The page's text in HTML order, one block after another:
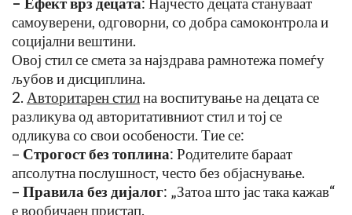
самоуверени, одговорни, со добра самоконтрола и
социјални вештини.
Овој стил се смета за најздрава рамнотежа помеѓу
љубов и дисциплина.
2. Авторитарен стилна воспитување на децата се
разликува од авторитативниот стил и тој се
одликува со свои особености. Тие се:
– Строгост без топлина: Родителите бараат
апсолутна послушност, често без објаснување.
– Правила без дијалог: „Затоа што јас така кажав“
е вообичаен пристап.